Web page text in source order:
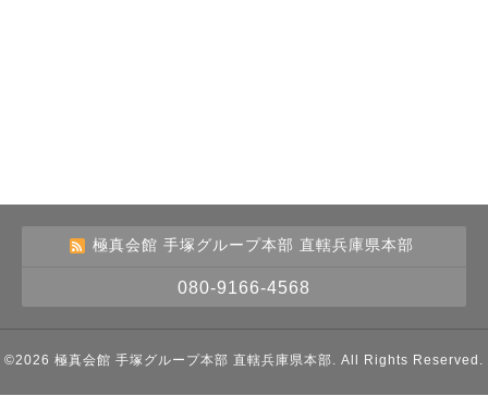
極真会館 手塚グループ本部 直轄兵庫県本部
080-9166-4568
©2026 極真会館 手塚グループ本部 直轄兵庫県本部 . All Rights Reserved.